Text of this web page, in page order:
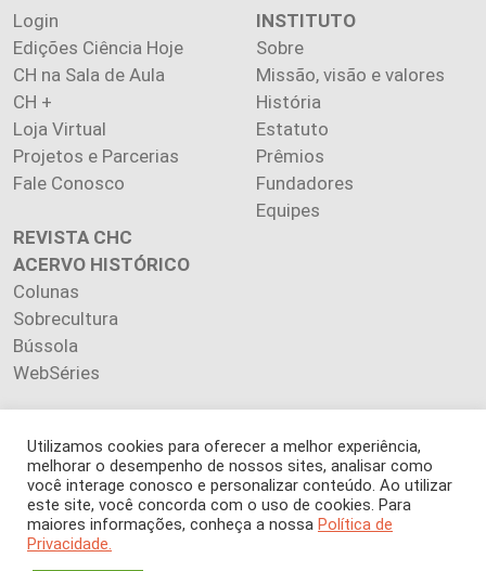
Login
Edições Ciência Hoje
CH na Sala de Aula
CH +
Loja Virtual
Projetos e Parcerias
Fale Conosco
INSTITUTO
Sobre
Missão, visão e valores
História
Estatuto
Prêmios
Fundadores
Equipes
REVISTA CHC
ACERVO HISTÓRICO
Colunas
Sobrecultura
Bússola
WebSéries
Copyright 2026 INSTITUTO CIÊNCIA HOJE. Todos os direitos
reservados.
Os artigos publicados na revista refletem exclusivamente a
Utilizamos cookies para oferecer a melhor experiência,
melhorar o desempenho de nossos sites, analisar como
você interage conosco e personalizar conteúdo. Ao utilizar
este site, você concorda com o uso de cookies. Para
maiores informações, conheça a nossa Política de
Privacidade.